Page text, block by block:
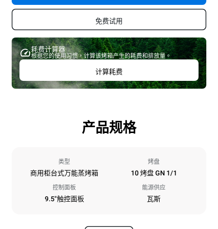
免费试用
耗费计算器
根据您的使用习惯，计算该烤箱产生的耗费和排放量。
计算耗费
产品规格
类型
商用柜台式万能蒸烤箱
烤盘
10 烤盘 GN 1/1
控制面板
9.5"触控面板
能源供应
瓦斯